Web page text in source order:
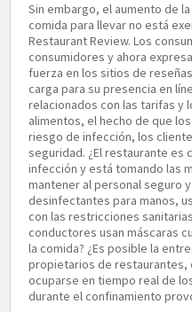
Sin embargo, el aumento de
comida para llevar no está
Restaurant Review. Los
consumidores y ahora
fuerza en los sitios de
carga para su presencia en
relacionados con las tarifas y
alimentos, el hecho de que
riesgo de infección, los
seguridad. ¿El restaurante es
infección y está tomando las
mantener al personal seguro
desinfectantes para manos,
con las restricciones
conductores usan máscaras
la comida? ¿Es posible la
propietarios de
ocuparse en tiempo real de
durante el confinamiento